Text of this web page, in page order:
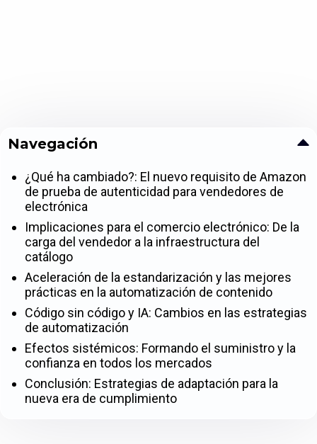
Navegación
¿Qué ha cambiado?: El nuevo requisito de Amazon
de prueba de autenticidad para vendedores de
electrónica
Implicaciones para el comercio electrónico: De la
carga del vendedor a la infraestructura del
catálogo
Aceleración de la estandarización y las mejores
prácticas en la automatización de contenido
Código sin código y IA: Cambios en las estrategias
de automatización
Efectos sistémicos: Formando el suministro y la
confianza en todos los mercados
Conclusión: Estrategias de adaptación para la
nueva era de cumplimiento